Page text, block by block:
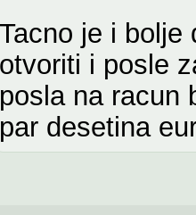
Tacno je i bolje
otvoriti i posle
posla na racun
par desetina